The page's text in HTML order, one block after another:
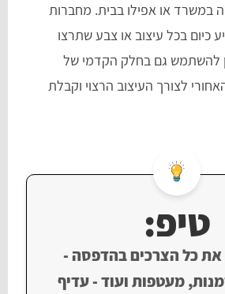
במשרד או אפילו בבית. מחברות
כיום בכל עיצוב או צבע שתרצו
להשתמש גם בחלק הקדמי של
לצורך העיצוב הרצוי וקבלת
טיפ:
את כל הצרכים בהדפסה -
מעטפות ועוד - עדיף